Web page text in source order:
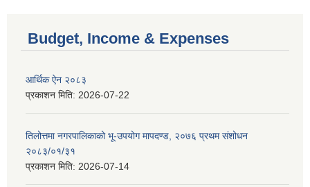
Budget, Income & Expenses
आर्थिक ऐन २०८३
प्रकाशन मिति: 2026-07-22
तिलोत्तमा नगरपालिकाको भू-उपयोग मापदण्ड, २०७६ प्रथम संशोधन
२०८३/०१/३१
प्रकाशन मिति: 2026-07-14